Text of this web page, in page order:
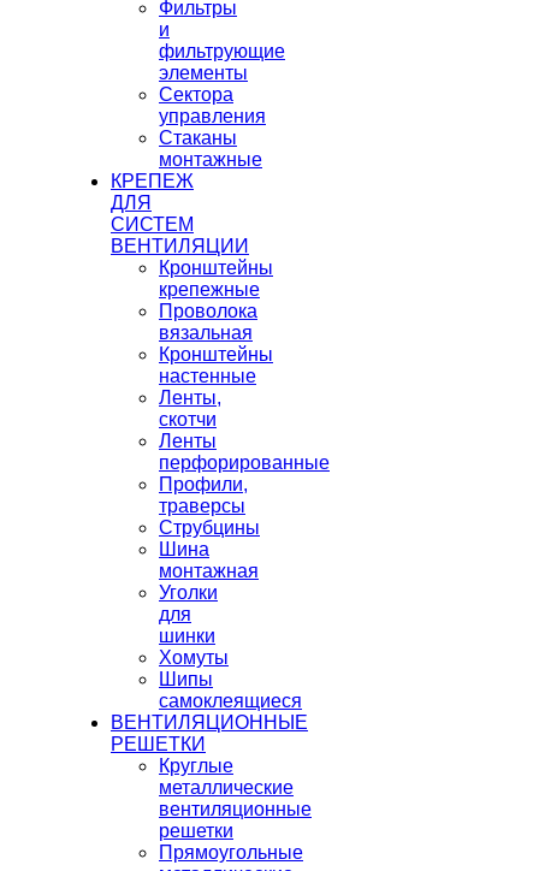
Фильтры
и
фильтрующие
элементы
Сектора
управления
Стаканы
монтажные
КРЕПЕЖ
ДЛЯ
СИСТЕМ
ВЕНТИЛЯЦИИ
Кронштейны
крепежные
Проволока
вязальная
Кронштейны
настенные
Ленты,
скотчи
Ленты
перфорированные
Профили,
траверсы
Струбцины
Шина
монтажная
Уголки
для
шинки
Хомуты
Шипы
самоклеящиеся
ВЕНТИЛЯЦИОННЫЕ
РЕШЕТКИ
Круглые
металлические
вентиляционные
решетки
Прямоугольные